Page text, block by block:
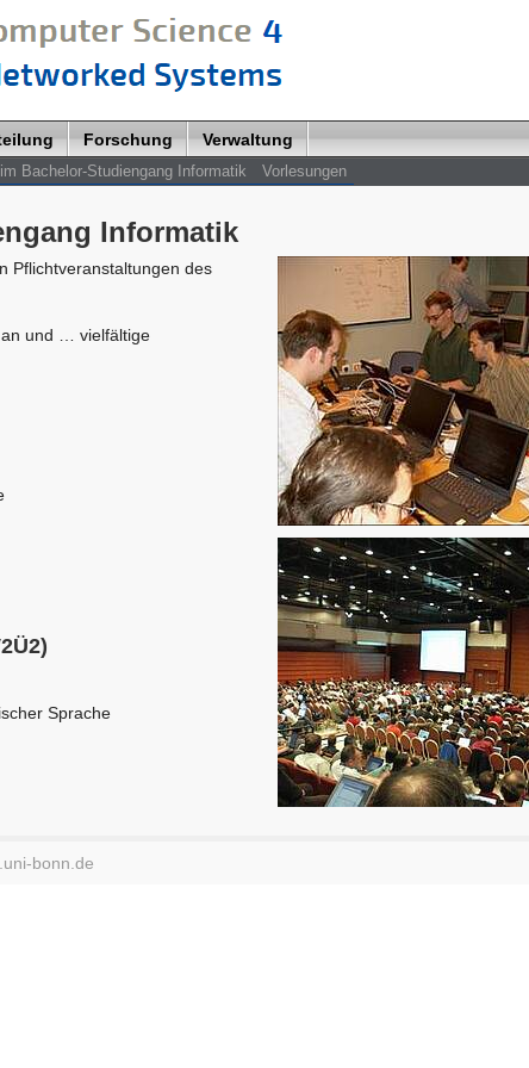
Forschung Verwaltung
Bachelor-Studiengang Informatik Vorlesungen
Informatik
Pflichtveranstaltungen des
an und … vielfältige
Sprache
bonn.de